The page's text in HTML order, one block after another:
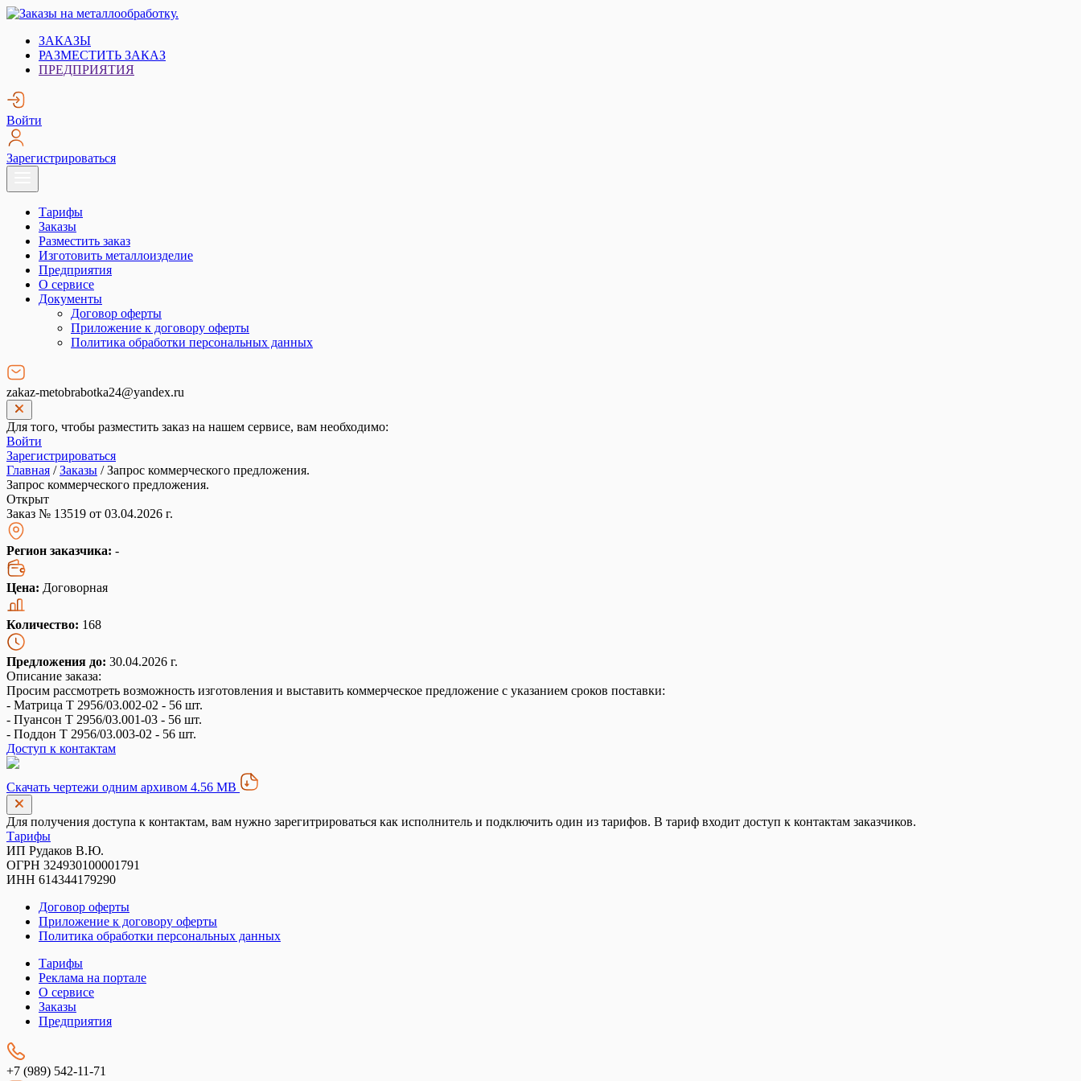
Skip
content
Заказы на металлообработку.
Металлообработка. Открытые заказы на металлообработку.
ЗАКАЗЫ
РАЗМЕСТИТЬ ЗАКАЗ
ПРЕДПРИЯТИЯ
Войти
Зарегистрироваться
Тарифы
Заказы
Разместить заказ
Изготовить металлоизделие
Предприятия
О сервисе
Документы
Договор оферты
Приложение к договору оферты
Политика обработки персональных данных
zakaz-metobrabotka24@yandex.ru
Для того, чтобы разместить заказ на нашем сервисе, вам необходимо:
Войти
Зарегистрироваться
Главная /Заказы /Запрос коммерческого предложения.
Запрос коммерческого предложения.
Открыт
Заказ № 13519 от 03.04.2026 г.
Регион заказчика: -
Цена: Договорная
Количество: 168
Предложения до: 30.04.2026 г.
Описание заказа:
Просим рассмотреть возможность изготовления и выставить коммерческое предложение с указанием сроков поставки:
- Матрица Т 2956/03.002-02 - 56 шт.
- Пуансон Т 2956/03.001-03 - 56 шт.
- Поддон Т 2956/03.003-02 - 56 шт.
Доступ к контактам
Скачать чертежи одним архивом 4.56 MB
Для получения доступа к контактам, вам нужно зарегитрироваться как исполнитель и подключить один из тарифов. В тариф входит доступ к контактам заказчиков.
Тарифы
ИП Рудаков В.Ю.
ОГРН 324930100001791
ИНН 614344179290
Договор оферты
Приложение к договору оферты
Политика обработки персональных данных
Тарифы
Реклама на портале
О сервисе
Заказы
Предприятия
+7 (989) 542-11-71